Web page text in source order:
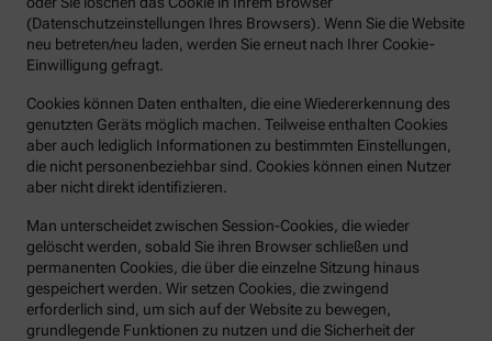
(Datenschutzeinstellungen Ihres Browsers). Wenn Sie die Website
neu betreten/neu laden, werden Sie erneut nach Ihrer Cookie-
Einwilligung gefragt.
Cookies können Daten enthalten, die eine Wiedererkennung des
genutzten Geräts möglich machen. Teilweise enthalten Cookies
aber auch lediglich Informationen zu bestimmten Einstellungen,
die nicht personenbeziehbar sind. Cookies können einen Nutzer
aber nicht direkt identifizieren.
Man unterscheidet zwischen Session-Cookies, die wieder
gelöscht werden, sobald Sie ihren Browser schließen und
permanenten Cookies, die über die einzelne Sitzung hinaus
gespeichert werden. Wir setzen Cookies, die zwingend
erforderlich sind, um sich auf der Website zu bewegen,
grundlegende Funktionen zu nutzen und die Sicherheit der